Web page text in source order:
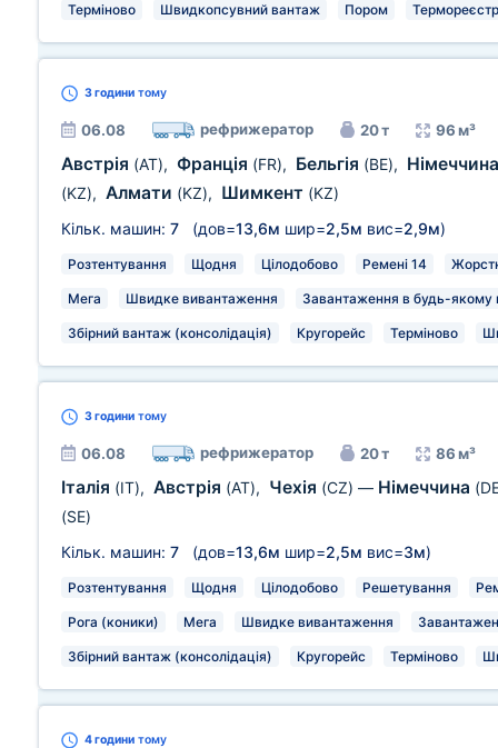
Терміново Швидкопсувний вантаж Пором
3 години тому
06.08 рефрижератор 20 т 96 м³
Австрія (AT), Франція (FR), Бельгія (BE),
(KZ), Алмати (KZ), Шимкент (KZ)
Кільк. машин: 7 (дов=13,6м шир=2,5м вис=2,9м)
Розтентування Щодня Цілодобово Ремені 14
Мега Швидке вивантаження Завантаження в будь-якому
Збірний вантаж (консолідація) Кругорейс Терміново
3 години тому
06.08 рефрижератор 20 т 86 м³
Італія (IT), Австрія (AT), Чехія (CZ) — Німеччина
(SE)
Кільк. машин: 7 (дов=13,6м шир=2,5м вис=3м)
Розтентування Щодня Цілодобово Решетування
Рога (коники) Мега Швидке вивантаження
Збірний вантаж (консолідація) Кругорейс Терміново
4 години тому